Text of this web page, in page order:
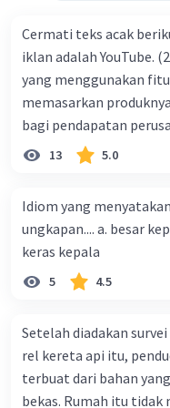
Cermati teks acak berikut. (1) Salah satu media
iklan adalah YouTube.
yang menggunakan
memasarkan produknya. (3) Promosi menjadi jalan
bagi pendapatan perusahaan. (4) Semakin
suatu produk oleh
perusahaan kepada konsumen. Urutan
menjadi teks eksposisi yang
(4)-(5) B. (2)-(1)-(3)-(4)-(5) C. (3)-(1)-(2)-(5)-(4) D. (3)-(5)-
(4)-(1)-(2) E. (5)-(1)-
13 5.0
Idiom yang
ungkapan.... a. besar kepala b. besar mulut c. tinggi hati d.
keras kepala
5 4.5
Setelah diadakan
rel kereta api itu,
terbuat dari bahan
bekas. Rumah itu